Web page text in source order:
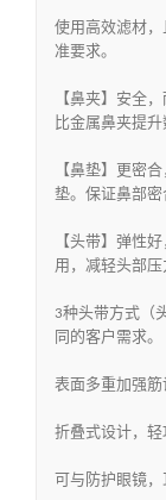
使用高效滤材
准要求。
【鼻夹】安全
比金属鼻夹提升
【鼻垫】更密
垫。保证鼻部密
【头带】弹性
用，减轻头部压
3种头带方式（
同的客户需求。
表面多重加强筋
折叠式设计，轻
可与防护眼镜，